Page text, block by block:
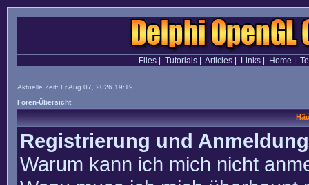
Files| Tutorials| Articles| Links| Home
Aktuelle Zeit: Fr Aug 07, 2026 19:19
Foren-Übersicht
Registrierung und Anmeldung
Warum kann ich mich nicht